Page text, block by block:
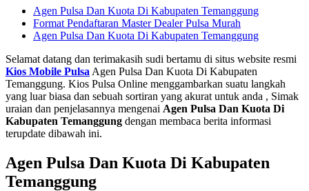
Agen Pulsa Dan Kuota Di Kabupaten Temanggung
Format Pendaftaran Master Dealer Pulsa Murah
Agen Pulsa Dan Kuota Di Kabupaten Temanggung
Selamat datang dan terimakasih sudi bertamu di situs website resmi
Kios Mobile Pulsa Agen Pulsa Dan Kuota Di Kabupaten
Temanggung. Kios Pulsa Online menggambarkan suatu langkah
yang luar biasa dan sebuah sortiran yang akurat untuk anda , Simak
uraian dan penjelasannya mengenai Agen Pulsa Dan Kuota Di
Kabupaten Temanggung dengan membaca berita informasi
terupdate dibawah ini.
Agen Pulsa Dan Kuota Di Kabupaten
Temanggung